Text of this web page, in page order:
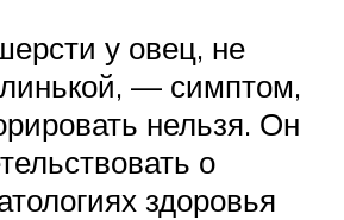
у овец, не
— симптом,
нельзя. Он
о
здоровья